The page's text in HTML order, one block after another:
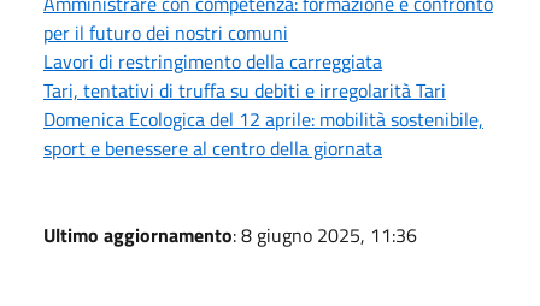
per il futuro dei nostri comuni
Lavori di restringimento della carreggiata
Tari, tentativi di truffa su debiti e irregolarità Tari
Domenica Ecologica del 12 aprile: mobilità sostenibile,
sport e benessere al centro della giornata
Ultimo aggiornamento: 8 giugno 2025, 11:36